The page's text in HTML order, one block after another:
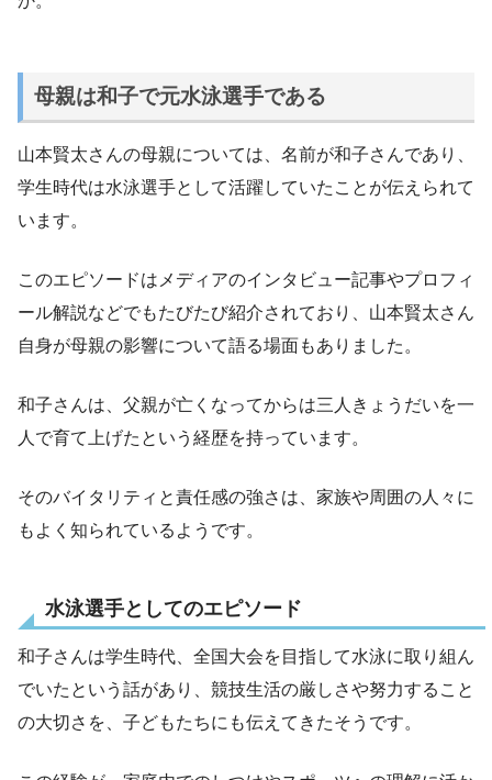
母親は和子で元水泳選手である
山本賢太さんの母親については、名前が和子さんであり、
学生時代は水泳選手として活躍していたことが伝えられて
います。
このエピソードはメディアのインタビュー記事やプロフィ
ール解説などでもたびたび紹介されており、山本賢太さん
自身が母親の影響について語る場面もありました。
和子さんは、父親が亡くなってからは三人きょうだいを一
人で育て上げたという経歴を持っています。
そのバイタリティと責任感の強さは、家族や周囲の人々に
もよく知られているようです。
水泳選手としてのエピソード
和子さんは学生時代、全国大会を目指して水泳に取り組ん
でいたという話があり、競技生活の厳しさや努力すること
の大切さを、子どもたちにも伝えてきたそうです。